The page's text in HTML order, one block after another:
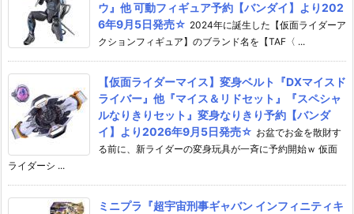
ウ』他 可動フィギュア予約【バンダイ】より202
6年9月5日発売☆ 2024年に誕生した【仮面ライダーア
クションフィギュア】のブランド名を【TAF〈 ...
【仮面ライダーマイス】変身ベルト『DXマイスド
ライバー』他『マイス＆リドセット』『スペシャ
ルなりきりセット』変身なりきり予約【バンダ
イ】より2026年9月5日発売☆ お盆でお金を散財す
る前に、新ライダーの変身玩具が一斉に予約開始ｗ 仮面
ライダーシ ...
ミニプラ『超宇宙刑事ギャバン インフィニティキ